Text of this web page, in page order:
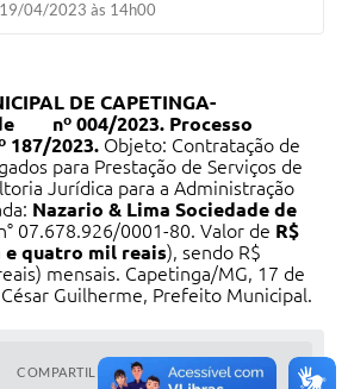
19/04/2023 às 14h00
DE CAPETINGA-
nº 004/2023. Processo
2023. Objeto: Contratação de
para Prestação de Serviços de
Jurídica para a Administração
Nazario & Lima Sociedade de
07.678.926/0001-80. Valor de R$
e quatro mil reais), sendo R$
mensais. Capetinga/MG, 17 de
Guilherme, Prefeito Municipal.
COMPARTILHAR